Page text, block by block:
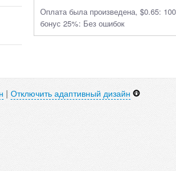
Оплата была произведена, $0.65:
бонус 25%: Без ошибок
| Отключить адаптивный дизайн